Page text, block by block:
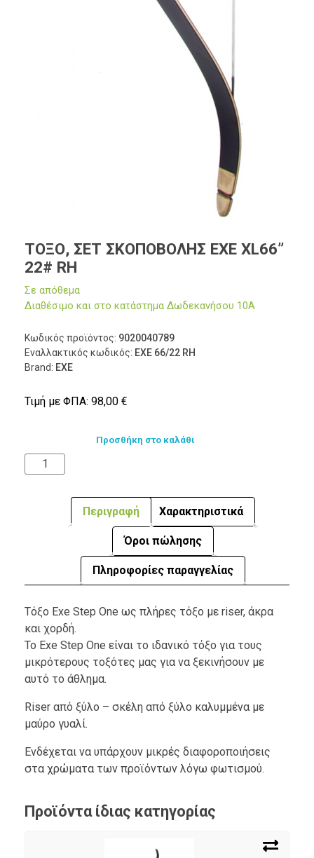
ΤΟΞΟ, ΣΕΤ ΣΚΟΠΟΒΟΛΗΣ EXE XL66”
22# RH
Σε απόθεμα
Διαθέσιμο και στο κατάστημα Δωδεκανήσου 10Α
Κωδικός προϊόντος: 9020040789
Εναλλακτικός κωδικός: EXE 66/22 RH
Brand: ΕΧΕ
Τιμή με ΦΠΑ: 98,00 €
Προσθήκη στο καλάθι
Περιγραφή Χαρακτηριστικά
Όροι πώλησης
Πληροφορίες παραγγελίας
Tόξο Exe Step One ως πλήρες τόξο με riser, άκρα
και χορδή.
Το Exe Step One είναι το ιδανικό τόξο για τους
μικρότερους τοξότες μας για να ξεκινήσουν με
αυτό το άθλημα.
Riser από ξύλο – σκέλη από ξύλο καλυμμένα με
μαύρο γυαλί.
Ενδέχεται να υπάρχουν μικρές διαφοροποιήσεις
στα χρώματα των προϊόντων λόγω φωτισμού.
Προϊόντα ίδιας κατηγορίας